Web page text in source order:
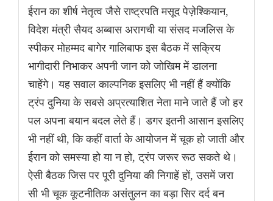
ईरान का शीर्ष नेतृत्व जैसे राष्ट्रपति मसूद पेज़ेश्कियान,
विदेश मंत्री सैयद अब्बास अरागची या संसद मजलिस के
स्पीकर मोहम्मद बागेर गालिबाफ इस बैठक में सक्रिय
भागीदारी निभाकर अपनी जान को जोखिम में डालना
चाहेंगे। यह सवाल काल्पनिक इसलिए भी नहीं हैं क्योंकि
ट्रंप दुनिया के सबसे अप्रत्याशित नेता माने जाते हैं जो हर
पल अपना बयान बदल लेते हैं। डगर इतनी आसान इसलिए
भी नहीं थी, कि कहीं वार्ता के आयोजन में चूक हो जाती और
ईरान को समस्या हो या न हो, ट्रंप जरूर रूठ सकते थे।
ऐसी बैठक जिस पर पूरी दुनिया की निगाहें हों, उसमें जरा
सी भी चूक कूटनीतिक असंतुलन का बड़ा सिर दर्द बन